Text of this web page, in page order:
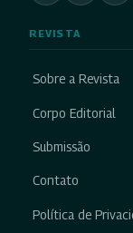
REVISTA
Sobre a Revista
Corpo Editorial
Submissão
Contato
Política de